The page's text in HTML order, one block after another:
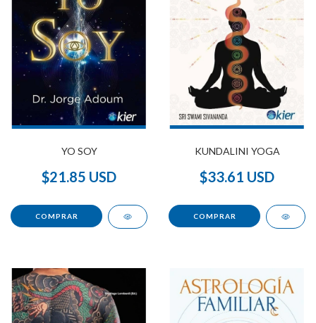
YO SOY
$21.85 USD
KUNDALINI YOGA
$33.61 USD